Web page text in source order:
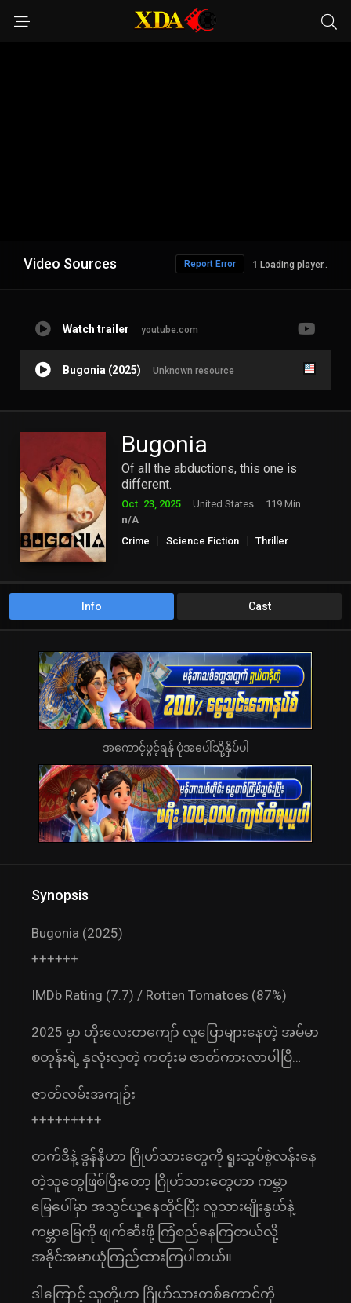
Video Sources Loading player..
Report Error
Watch trailer youtube.com
Bugonia (2025) Unknown resource
Bugonia
Of all the abductions, this one is
different.
Oct. 23, 2025 United States
119 Min.
n/A
Crime
Science Fiction Thriller
Info Cast
အကောင့်ဖွင့်ရန် ပုံအပေါ်သို့နှိပ်ပါ
Synopsis
Bugonia (2025)
++++++
IMDb Rating (7.7) / Rotten Tomatoes (87%)
2025 မှာ ဟိုးလေးတကျော် လူပြောများနေတဲ့ အမ်မာ
စတုန်းရဲ့ နှလုံးလှတဲ့ ကတုံးမ ဇာတ်ကားလာပါပြီ…
ဇာတ်လမ်းအကျဉ်း
+++++++++
တက်ဒီနဲ့ ဒွန်နီဟာ ဂြိုဟ်သားတွေကို ရူးသွပ်စွဲလန်းနေ
တဲ့သူတွေဖြစ်ပြီးတော့ ဂြိုဟ်သားတွေဟာ ကမ္ဘာ
မြေပေါ်မှာ အသွင်ယူနေထိုင်ပြီး လူသားမျိုးနွယ်နဲ့
ကမ္ဘာမြေကို ဖျက်ဆီးဖို့ ကြံစည်နေကြတယ်လို့
အခိုင်အမာယုံကြည်ထားကြပါတယ်။
ဒါကြောင့် သူတို့ဟာ ဂြိုဟ်သားတစ်ကောင်ကို